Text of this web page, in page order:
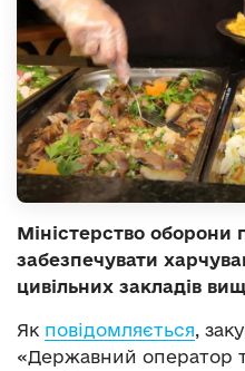
Міністерство оборони
забезпечувати
цивільних закладів
Як повідомляється,
«Державний оператор